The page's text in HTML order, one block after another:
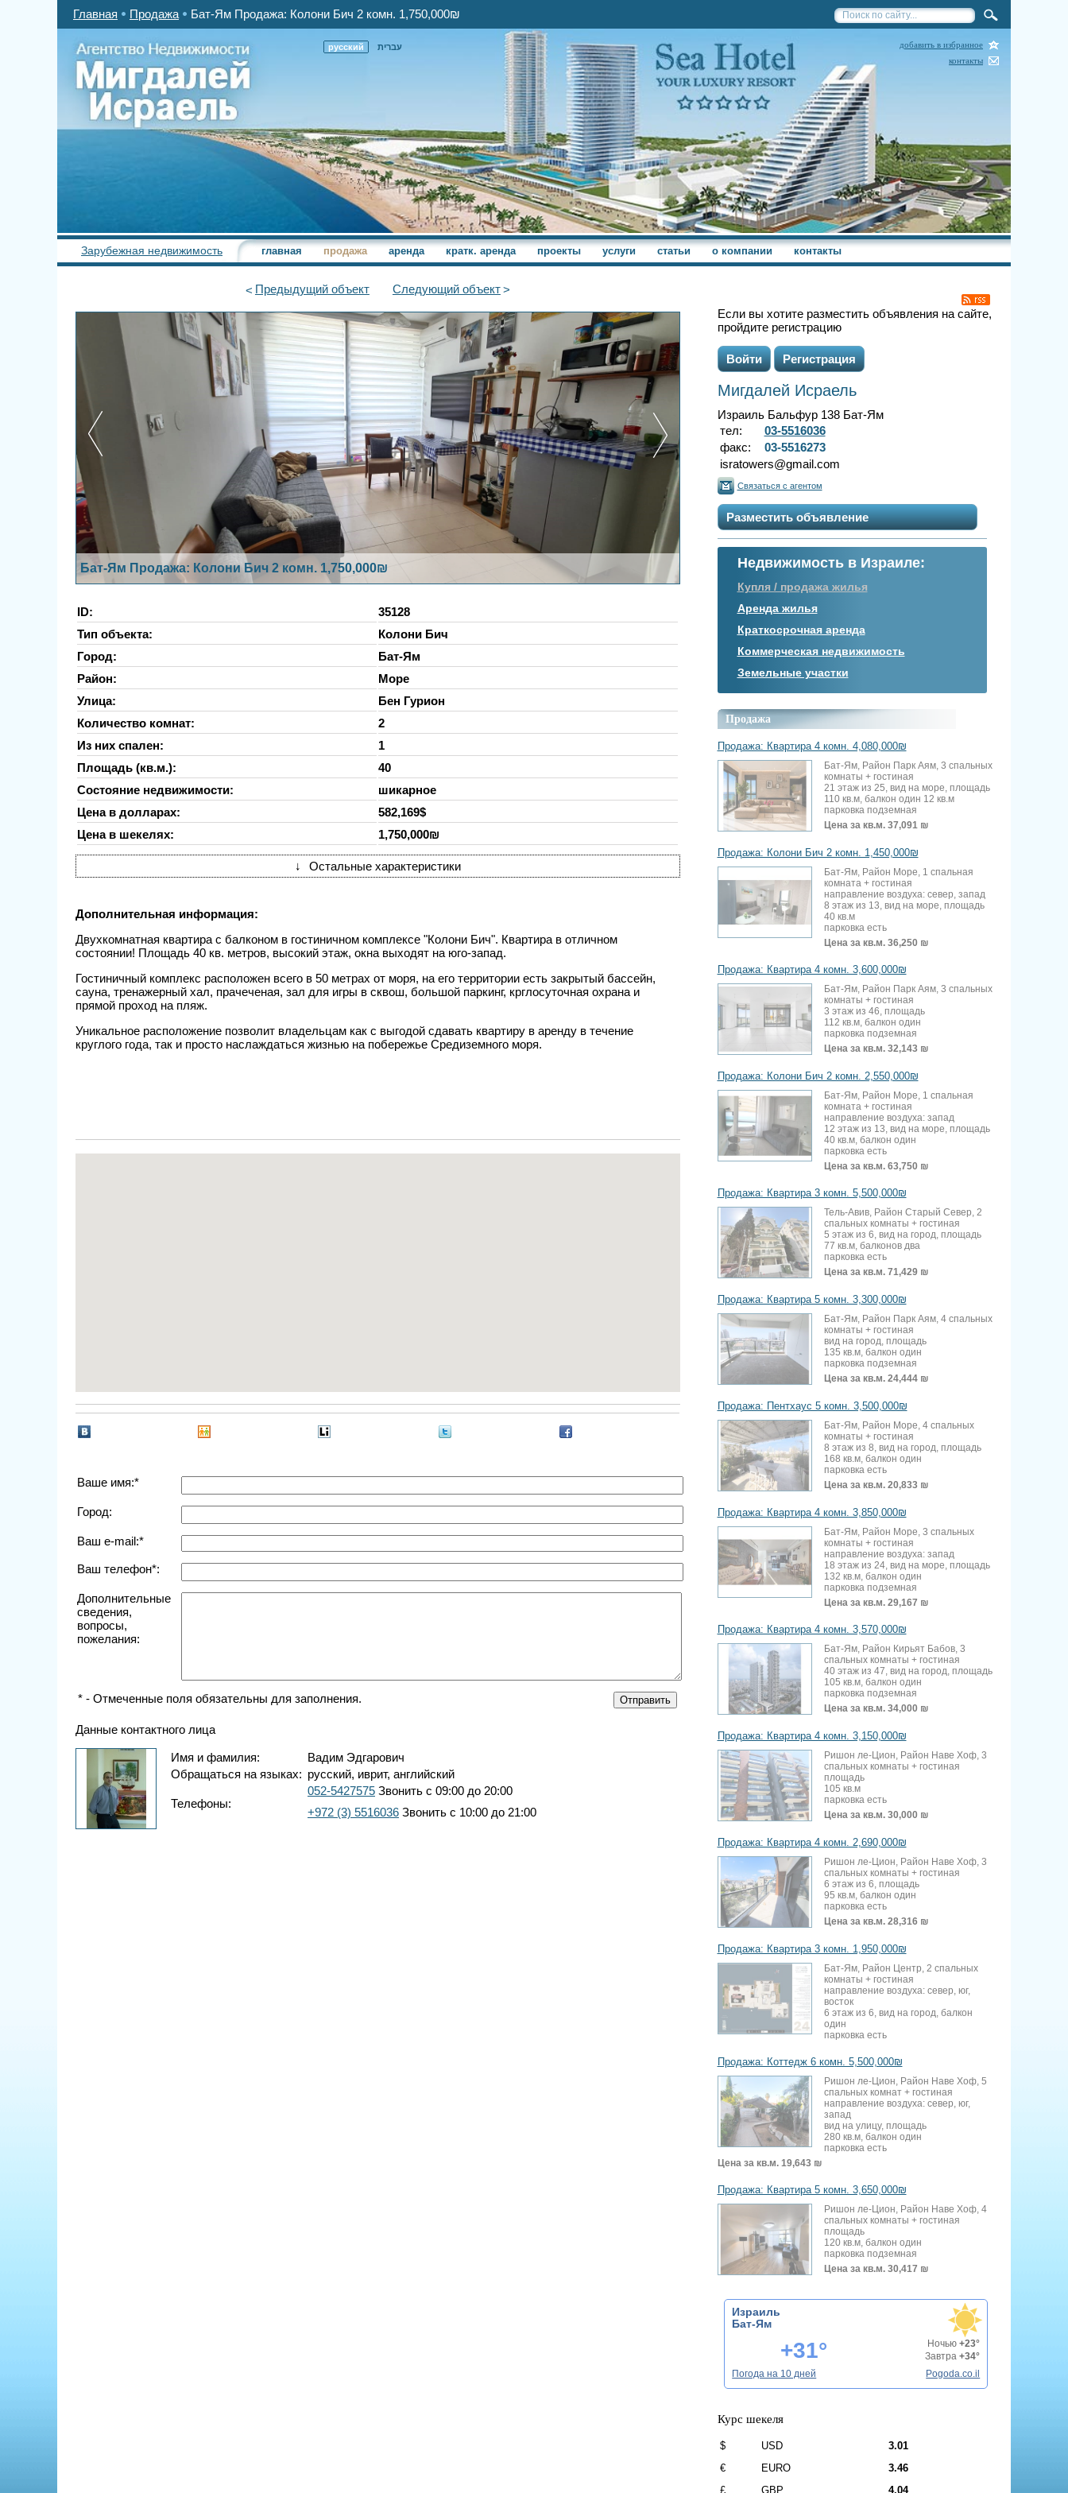
Главная Продажа Бат-Ям Продажа: Колони Бич 2 комн. 1,750,000₪
עברית русский
добавить в избранное
контакты
Зарубежная недвижимость главная продажа аренда кратк. аренда проекты услуги статьи о компании контакты
Предыдущийобъект Следующийобъект
Бат-Ям Продажа: Колони Бич 2 комн. 1,750,000₪
ID:
35128
Тип объекта:
Колони Бич
Город:
Бат-Ям
Район:
Море
Улица:
Бен Гурион
Количество комнат:
2
Из них спален:
1
Площадь (кв.м.):
40
Состояние недвижимости:
шикарное
Цена в долларах:
582,169$
Цена в шекелях:
1,750,000₪
↓ Остальные характеристики
Дополнительная информация:
Двухкомнатная квартира с балконом в гостиничном комплексе "Колони Бич". Квартира в отличном
состоянии! Площадь 40 кв. метров, высокий этаж, окна выходят на юго-запад.
Гостиничный комплекс расположен всего в 50 метрах от моря, на его территории есть закрытый бассейн,
сауна, тренажерный хал, прачеченая, зал для игры в сквош, большой паркинг, крглосуточная охрана и
прямой проход на пляж.
Уникальное расположение позволит владельцам как с выгодой сдавать квартиру в аренду в течение
круглого года, так и просто наслаждаться жизнью на побережье Средиземного моря.
Ваше имя:*
Город:
Ваш e-mail:*
Ваш телефон*:
Дополнительные
сведения,
вопросы,
пожелания:
* - Отмеченные поля обязательны для заполнения.
Данные контактного лица
Имя и фамилия:
Вадим Эдгарович
Обращаться на языках: русский, иврит, английский
Телефоны:
052-5427575 Звонить с 09:00 до 20:00
+972 (3) 5516036 Звонить с 10:00 до 21:00
Если вы хотите разместить объявления на сайте,
пройдите регистрацию
Войти Регистрация
Мигдалей Исраель
Израиль Бальфур 138 Бат-Ям
тел:
03-5516036
факс:
03-5516273
isratowers@gmail.com
Связаться с агентом
Разместить объявление
Недвижимость в Израиле:
Купля / продажа жилья
Аренда жилья
Краткосрочная аренда
Коммерческая недвижимость
Земельные участки
Продажа
Продажа: Квартира 4 комн. 4,080,000₪
Бат-Ям, Район Парк Аям, 3 спальных
комнаты + гостиная
21 этаж из 25, вид на море, площадь
110 кв.м, балкон один 12 кв.м
парковка подземная
Цена за кв.м. 37,091 ₪
Продажа: Колони Бич 2 комн. 1,450,000₪
Бат-Ям, Район Море, 1 спальная
комната + гостиная
направление воздуха: север, запад
8 этаж из 13, вид на море, площадь
40 кв.м
парковка есть
Цена за кв.м. 36,250 ₪
Продажа: Квартира 4 комн. 3,600,000₪
Бат-Ям, Район Парк Аям, 3 спальных
комнаты + гостиная
3 этаж из 46, площадь
112 кв.м, балкон один
парковка подземная
Цена за кв.м. 32,143 ₪
Продажа: Колони Бич 2 комн. 2,550,000₪
Бат-Ям, Район Море, 1 спальная
комната + гостиная
направление воздуха: запад
12 этаж из 13, вид на море, площадь
40 кв.м, балкон один
парковка есть
Цена за кв.м. 63,750 ₪
Продажа: Квартира 3 комн. 5,500,000₪
Тель-Авив, Район Старый Север, 2
спальных комнаты + гостиная
5 этаж из 6, вид на город, площадь
77 кв.м, балконов два
парковка есть
Цена за кв.м. 71,429 ₪
Продажа: Квартира 5 комн. 3,300,000₪
Бат-Ям, Район Парк Аям, 4 спальных
комнаты + гостиная
вид на город, площадь
135 кв.м, балкон один
парковка подземная
Цена за кв.м. 24,444 ₪
Продажа: Пентхаус 5 комн. 3,500,000₪
Бат-Ям, Район Море, 4 спальных
комнаты + гостиная
8 этаж из 8, вид на город, площадь
168 кв.м, балкон один
парковка есть
Цена за кв.м. 20,833 ₪
Продажа: Квартира 4 комн. 3,850,000₪
Бат-Ям, Район Море, 3 спальных
комнаты + гостиная
направление воздуха: запад
18 этаж из 24, вид на море, площадь
132 кв.м, балкон один
парковка подземная
Цена за кв.м. 29,167 ₪
Продажа: Квартира 4 комн. 3,570,000₪
Бат-Ям, Район Кирьят Бабов, 3
спальных комнаты + гостиная
40 этаж из 47, вид на город, площадь
105 кв.м, балкон один
парковка подземная
Цена за кв.м. 34,000 ₪
Продажа: Квартира 4 комн. 3,150,000₪
Ришон ле-Цион, Район Наве Хоф, 3
спальных комнаты + гостиная
площадь
105 кв.м
парковка есть
Цена за кв.м. 30,000 ₪
Продажа: Квартира 4 комн. 2,690,000₪
Ришон ле-Цион, Район Наве Хоф, 3
спальных комнаты + гостиная
6 этаж из 6, площадь
95 кв.м, балкон один
парковка есть
Цена за кв.м. 28,316 ₪
Продажа: Квартира 3 комн. 1,950,000₪
Бат-Ям, Район Центр, 2 спальных
комнаты + гостиная
направление воздуха: север, юг,
восток
6 этаж из 6, вид на город, балкон
один
парковка есть
Продажа: Коттедж 6 комн. 5,500,000₪
Ришон ле-Цион, Район Наве Хоф, 5
спальных комнат + гостиная
направление воздуха: север, юг,
запад
вид на улицу, площадь
280 кв.м, балкон один
парковка есть
Цена за кв.м. 19,643 ₪
Продажа: Квартира 5 комн. 3,650,000₪
Ришон ле-Цион, Район Наве Хоф, 4
спальных комнаты + гостиная
площадь
120 кв.м, балкон один
парковка подземная
Цена за кв.м. 30,417 ₪
Израиль
Бат-Ям
+31° Ночью+23°
Завтра+34°
Погода на 10 дней
Pogoda.co.il
Курс шекеля
$ USD
3.01
€
EURO
3.46
£
GBP 4.04